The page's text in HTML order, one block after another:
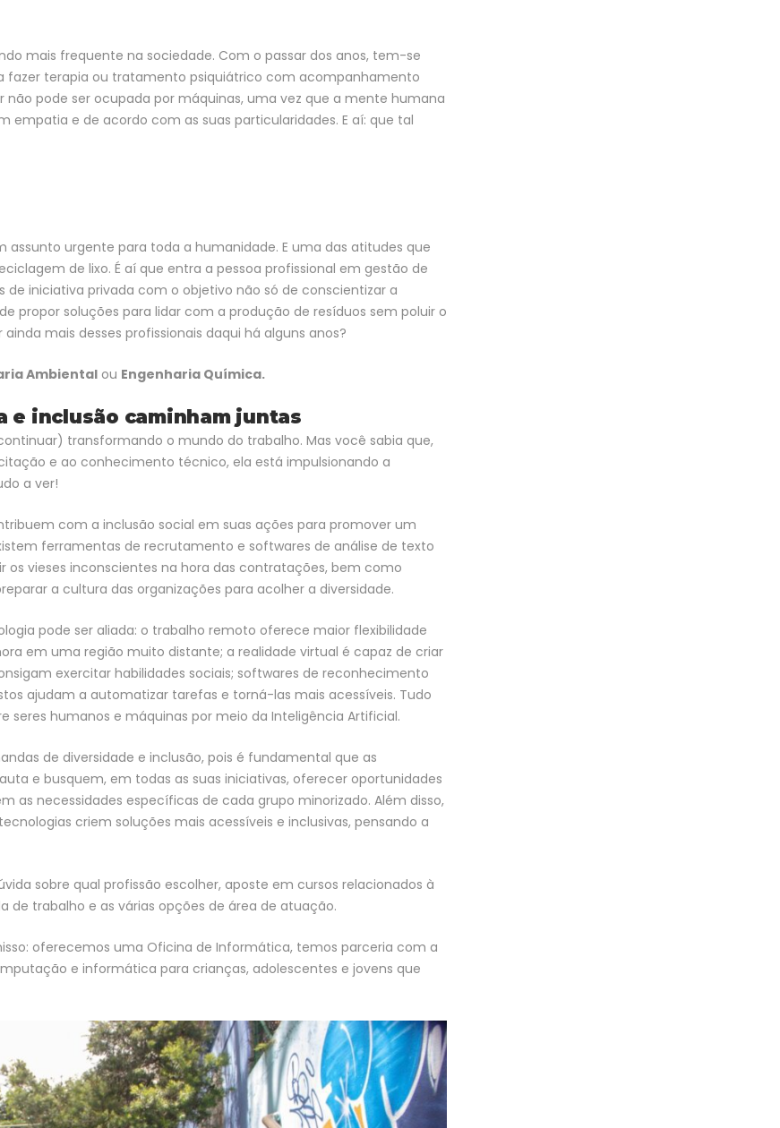
mais frequente na sociedade. Com o passar dos anos, tem-se
fazer terapia ou tratamento psiquiátrico com acompanhamento
não pode ser ocupada por máquinas, uma vez que a mente humana
empatia e de acordo com as suas particularidades. E aí: que tal
urgente para toda a humanidade. E uma das atitudes que
de lixo. É aí que entra a pessoa profissional em gestão de
iniciativa privada com o objetivo não só de conscientizar a
propor soluções para lidar com a produção de resíduos sem poluir o
mais desses profissionais daqui há alguns anos?
Ambiental ou Engenharia Química.
e inclusão caminham juntas
transformando o mundo do trabalho. Mas você sabia que,
e ao conhecimento técnico, ela está impulsionando a
a ver!
com a inclusão social em suas ações para promover um
ferramentas de recrutamento e softwares de análise de texto
vieses inconscientes na hora das contratações, bem como
a cultura das organizações para acolher a diversidade.
pode ser aliada: o trabalho remoto oferece maior flexibilidade
em uma região muito distante; a realidade virtual é capaz de criar
exercitar habilidades sociais; softwares de reconhecimento
ajudam a automatizar tarefas e torná-las mais acessíveis. Tudo
seres humanos e máquinas por meio da Inteligência Artificial.
de diversidade e inclusão, pois é fundamental que as
e busquem, em todas as suas iniciativas, oferecer oportunidades
necessidades específicas de cada grupo minorizado. Além disso,
criem soluções mais acessíveis e inclusivas, pensando a
sobre qual profissão escolher, aposte em cursos relacionados à
trabalho e as várias opções de área de atuação.
oferecemos uma Oficina de Informática, temos parceria com a
e informática para crianças, adolescentes e jovens que